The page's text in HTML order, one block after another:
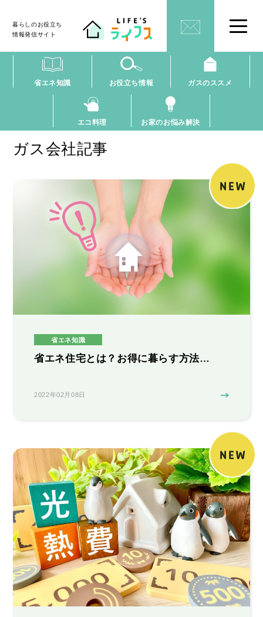
暮らしのお役立ち
情報発信サイト
省エネ知識 お役立ち情報 ガスのススメ
エコ料理 お家のお悩み解決
ガス会社記事
省エネ知識
省エネ住宅とは？お得に暮らす方法…
2022年02月08日